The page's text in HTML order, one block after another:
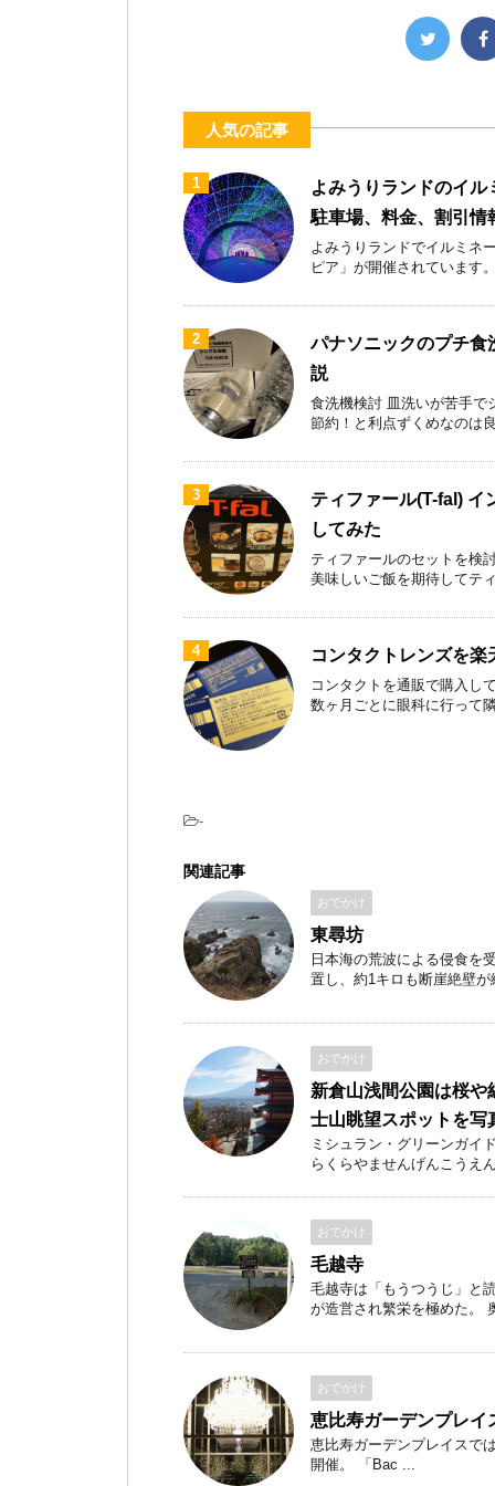
人気の記事
1
よみうりランドのイ
駐車場、料金、割引情
よみうりランドでイルミネ
ピア」が開催されています
2
パナソニックのプチ
説
食洗機検討 皿洗いが苦手で
節約！と利点ずくめなのは
3
ティファール(T-fal) イ
してみた
ティファールのセットを検
美味しいご飯を期待してテ
4 コンタクトレンズを楽
コンタクトを通販で購入し
数ヶ月ごとに眼科に行って
-
関連記事
おでかけ
東尋坊
日本海の荒波による侵食を
置し、約1キロも断崖絶壁
おでかけ
新倉山浅間公園は桜
士山眺望スポットを写
ミシュラン・グリーンガイ
らくらやませんげんこうえ
おでかけ
毛越寺
毛越寺は「もうつうじ」と
が造営され繁栄を極めた。
おでかけ
恵比寿ガーデンプレイ
恵比寿ガーデンプレイスで
開催。 「Bac ...